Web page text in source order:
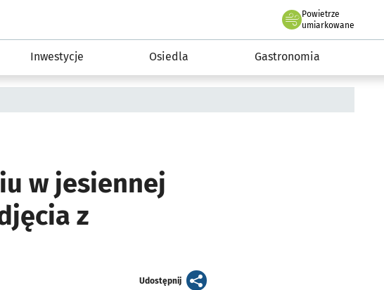
Dla mieszkańca
Powietrze
we Wrocławiu
umiarkowane
Inwestycje Osiedla Gastronomia
w jesiennej
z
Udostępnijartykuł